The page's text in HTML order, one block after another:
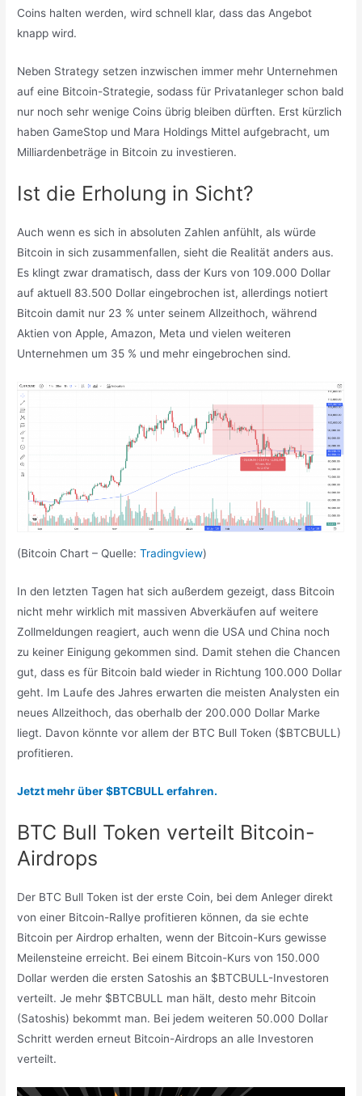
Coins halten werden, wird schnell klar, dass das Angebot
knapp wird.
Neben Strategy setzen inzwischen immer mehr Unternehmen
auf eine Bitcoin-Strategie, sodass für Privatanleger schon bald
nur noch sehr wenige Coins übrig bleiben dürften. Erst kürzlich
haben GameStop und Mara Holdings Mittel aufgebracht, um
Milliardenbeträge in Bitcoin zu investieren.
Ist die Erholung in Sicht?
Auch wenn es sich in absoluten Zahlen anfühlt, als würde
Bitcoin in sich zusammenfallen, sieht die Realität anders aus.
Es klingt zwar dramatisch, dass der Kurs von 109.000 Dollar
auf aktuell 83.500 Dollar eingebrochen ist, allerdings notiert
Bitcoin damit nur 23 % unter seinem Allzeithoch, während
Aktien von Apple, Amazon, Meta und vielen weiteren
Unternehmen um 35 % und mehr eingebrochen sind.
(Bitcoin Chart – Quelle:Tradingview)
In den letzten Tagen hat sich außerdem gezeigt, dass Bitcoin
nicht mehr wirklich mit massiven Abverkäufen auf weitere
Zollmeldungen reagiert, auch wenn die USA und China noch
zu keiner Einigung gekommen sind. Damit stehen die Chancen
gut, dass es für Bitcoin bald wieder in Richtung 100.000 Dollar
geht. Im Laufe des Jahres erwarten die meisten Analysten ein
neues Allzeithoch, das oberhalb der 200.000 Dollar Marke
liegt. Davon könnte vor allem der BTC Bull Token ($BTCBULL)
profitieren.
Jetzt mehr über $BTCBULL erfahren.
BTC Bull Token verteilt Bitcoin-
Airdrops
Der BTC Bull Token ist der erste Coin, bei dem Anleger direkt
von einer Bitcoin-Rallye profitieren können, da sie echte
Bitcoin per Airdrop erhalten, wenn der Bitcoin-Kurs gewisse
Meilensteine erreicht. Bei einem Bitcoin-Kurs von 150.000
Dollar werden die ersten Satoshis an $BTCBULL-Investoren
verteilt. Je mehr $BTCBULL man hält, desto mehr Bitcoin
(Satoshis) bekommt man. Bei jedem weiteren 50.000 Dollar
Schritt werden erneut Bitcoin-Airdrops an alle Investoren
verteilt.